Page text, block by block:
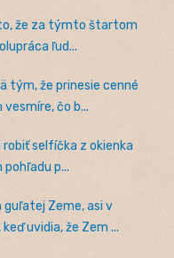
že za týmto štartom
ľud...
tým, že prinesie cenné
čo b...
robiť selfíčka z okienka
p...
guľatej Zeme, asi v
uvidia, že Zem ...